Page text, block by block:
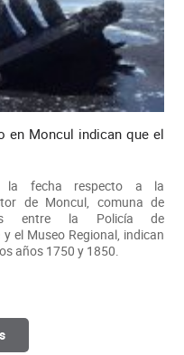
en Moncul indican que el
la fecha respecto a la
de Moncul, comuna de
entre la Policía de
el Museo Regional, indican
años 1750 y 1850.